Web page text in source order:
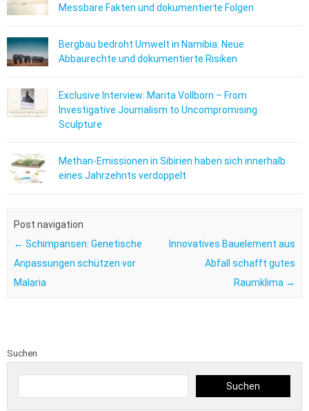
Messbare Fakten und dokumentierte Folgen
Bergbau bedroht Umwelt in Namibia: Neue
Abbaurechte und dokumentierte Risiken
Exclusive Interview: Marita Vollborn – From
Investigative Journalism to Uncompromising
Sculpture
Methan-Emissionen in Sibirien haben sich innerhalb
eines Jahrzehnts verdoppelt
Post navigation
← Schimpansen: Genetische
Anpassungen schützen vor
Malaria
Innovatives Bauelement aus
Abfall schafft gutes
Raumklima →
Suchen
Suchen